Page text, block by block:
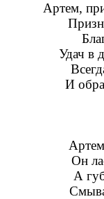
Артем,
Удач в
И
Он
А